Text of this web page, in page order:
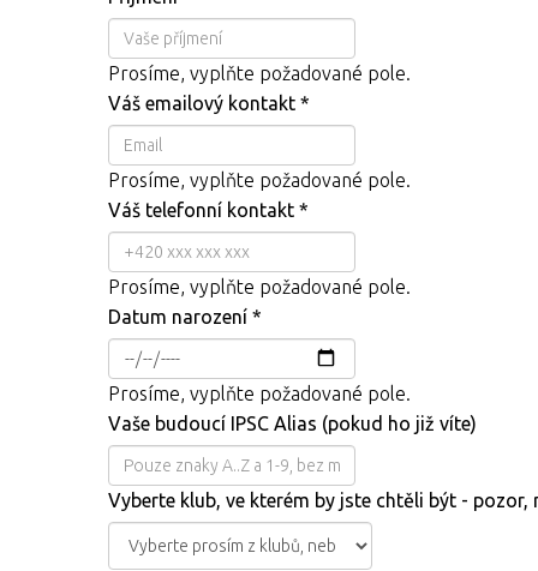
Prosíme, vyplňte požadované pole.
Váš emailový kontakt *
Prosíme, vyplňte požadované pole.
Váš telefonní kontakt *
Prosíme, vyplňte požadované pole.
Datum narození *
Prosíme, vyplňte požadované pole.
Vaše budoucí IPSC Alias (pokud ho již víte)
Vyberte klub, ve kterém by jste chtěli být -